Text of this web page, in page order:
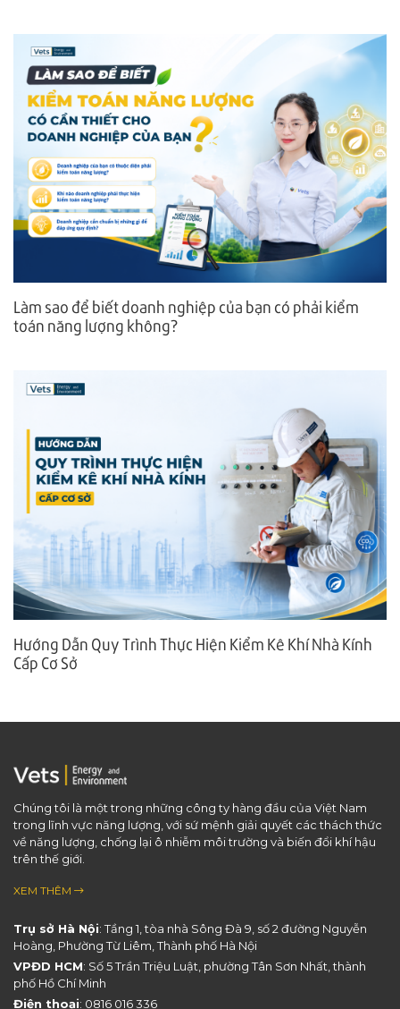
Làm sao để biết doanh nghiệp của bạn có phải kiểm
toán năng lượng không?
Hướng Dẫn Quy Trình Thực Hiện Kiểm Kê Khí Nhà Kính
Cấp Cơ Sở
Chúng tôi là một trong những công ty hàng đầu của Việt Nam
trong lĩnh vực năng lượng, với sứ mệnh giải quyết các thách thức
về năng lượng, chống lại ô nhiễm môi trường và biến đổi khí hậu
trên thế giới.
XEM THÊM
Trụ sở Hà Nội: Tầng 1, tòa nhà Sông Đà 9, số 2 đường Nguyễn
Hoàng, Phường Từ Liêm, Thành phố Hà Nội
VPĐD HCM: Số 5 Trần Triệu Luật, phường Tân Sơn Nhất, thành
phố Hồ Chí Minh
Điện thoại: 0816 016 336